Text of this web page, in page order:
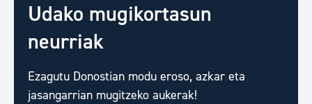
Udako mugikortasun
neurriak
Ezagutu Donostian modu eroso, azkar eta
jasangarrian mugitzeko aukerak!